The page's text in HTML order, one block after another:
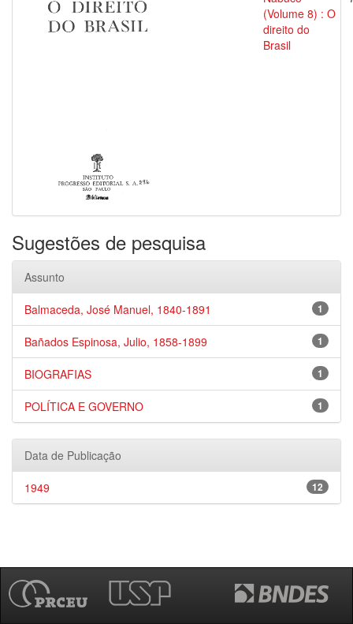
(Volume 8) : O
direito do
Brasil
Sugestões de pesquisa
Assunto
1
Balmaceda, José Manuel, 1840-1891
1
Bañados Espinosa, Julio, 1858-1899
1
BIOGRAFIAS
1
POLÍTICA E GOVERNO
Data de Publicação
12
1949